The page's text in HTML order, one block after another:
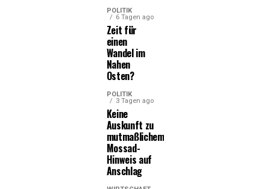
POLITIK
6 Tagen ago
Zeit für
einen
Wandel im
Nahen
Osten?
POLITIK
3 Tagen ago
Keine
Auskunft zu
mutmaßlichem
Mossad-
Hinweis auf
Anschlag